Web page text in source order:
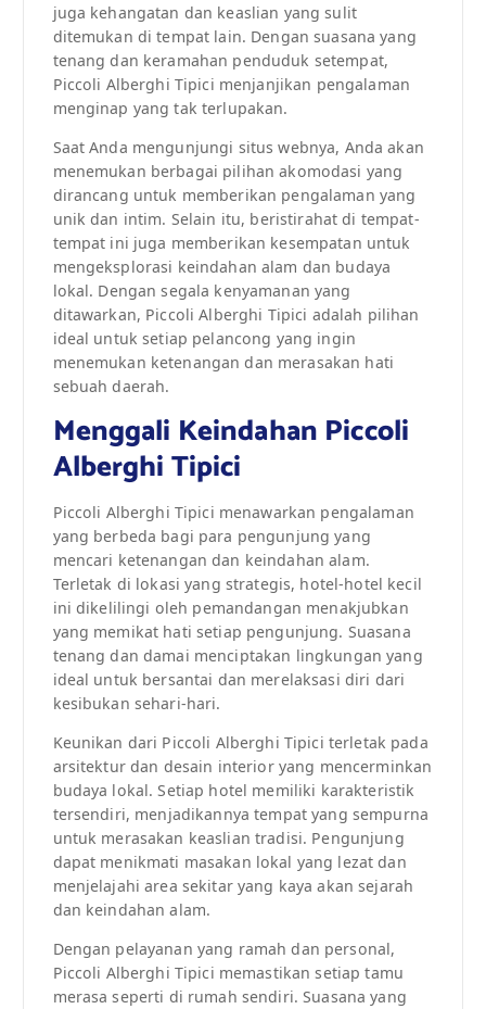
juga kehangatan dan keaslian yang sulit
ditemukan di tempat lain. Dengan suasana yang
tenang dan keramahan penduduk setempat,
Piccoli Alberghi Tipici menjanjikan pengalaman
menginap yang tak terlupakan.
Saat Anda mengunjungi situs webnya, Anda akan
menemukan berbagai pilihan akomodasi yang
dirancang untuk memberikan pengalaman yang
unik dan intim. Selain itu, beristirahat di tempat-
tempat ini juga memberikan kesempatan untuk
mengeksplorasi keindahan alam dan budaya
lokal. Dengan segala kenyamanan yang
ditawarkan, Piccoli Alberghi Tipici adalah pilihan
ideal untuk setiap pelancong yang ingin
menemukan ketenangan dan merasakan hati
sebuah daerah.
Menggali Keindahan Piccoli
Alberghi Tipici
Piccoli Alberghi Tipici menawarkan pengalaman
yang berbeda bagi para pengunjung yang
mencari ketenangan dan keindahan alam.
Terletak di lokasi yang strategis, hotel-hotel kecil
ini dikelilingi oleh pemandangan menakjubkan
yang memikat hati setiap pengunjung. Suasana
tenang dan damai menciptakan lingkungan yang
ideal untuk bersantai dan merelaksasi diri dari
kesibukan sehari-hari.
Keunikan dari Piccoli Alberghi Tipici terletak pada
arsitektur dan desain interior yang mencerminkan
budaya lokal. Setiap hotel memiliki karakteristik
tersendiri, menjadikannya tempat yang sempurna
untuk merasakan keaslian tradisi. Pengunjung
dapat menikmati masakan lokal yang lezat dan
menjelajahi area sekitar yang kaya akan sejarah
dan keindahan alam.
Dengan pelayanan yang ramah dan personal,
Piccoli Alberghi Tipici memastikan setiap tamu
merasa seperti di rumah sendiri. Suasana yang